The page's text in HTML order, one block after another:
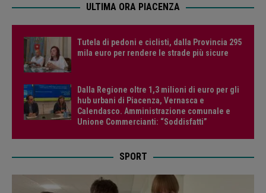
ULTIMA ORA PIACENZA
Tutela di pedoni e ciclisti, dalla Provincia 295
mila euro per rendere le strade più sicure
Dalla Regione oltre 1,3 milioni di euro per gli
hub urbani di Piacenza, Vernasca e
Calendasco. Amministrazione comunale e
Unione Commercianti: “Soddisfatti”
SPORT